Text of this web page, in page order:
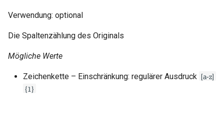
Verwendung: optional
Die Spaltenzählung des Originals
Mögliche Werte
Zeichenkette – Einschränkung: regulärer Ausdruck [a-z]
{1}